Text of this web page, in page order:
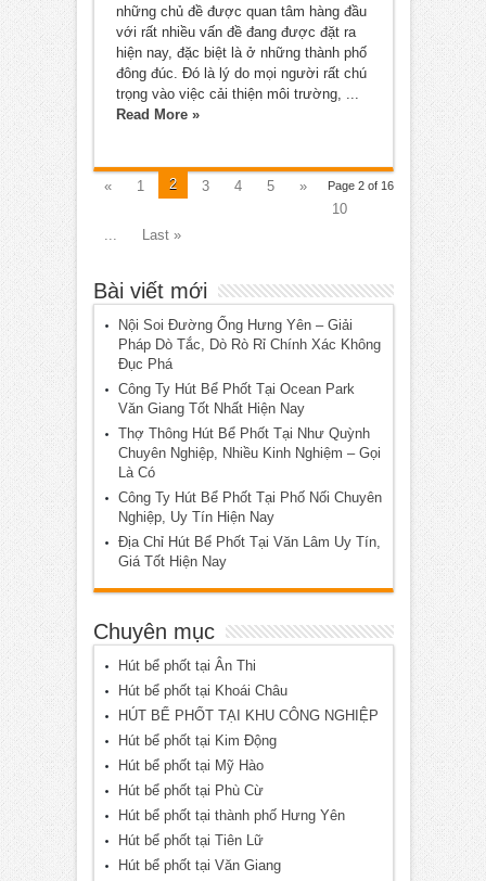
những chủ đề được quan tâm hàng đầu
với rất nhiều vấn đề đang được đặt ra
hiện nay, đặc biệt là ở những thành phố
đông đúc. Đó là lý do mọi người rất chú
trọng vào việc cải thiện môi trường, ...
Read More »
Page 2 of 16
« 1 2 3 4 5
»
10
...
Last »
Bài viết mới
Nội Soi Đường Ống Hưng Yên – Giải
Pháp Dò Tắc, Dò Rò Rỉ Chính Xác Không
Đục Phá
Công Ty Hút Bể Phốt Tại Ocean Park
Văn Giang Tốt Nhất Hiện Nay
Thợ Thông Hút Bể Phốt Tại Như Quỳnh
Chuyên Nghiệp, Nhiều Kinh Nghiệm – Gọi
Là Có
Công Ty Hút Bể Phốt Tại Phố Nối Chuyên
Nghiệp, Uy Tín Hiện Nay
Địa Chỉ Hút Bể Phốt Tại Văn Lâm Uy Tín,
Giá Tốt Hiện Nay
Chuyên mục
Hút bể phốt tại Ân Thi
Hút bể phốt tại Khoái Châu
HÚT BỂ PHỐT TẠI KHU CÔNG NGHIỆP
Hút bể phốt tại Kim Động
Hút bể phốt tại Mỹ Hào
Hút bể phốt tại Phù Cừ
Hút bể phốt tại thành phố Hưng Yên
Hút bể phốt tại Tiên Lữ
Hút bể phốt tại Văn Giang